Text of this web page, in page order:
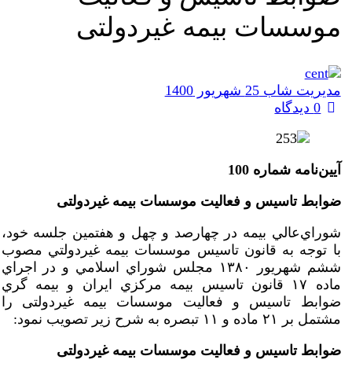
موسسات بیمه غیردولتی
مدیریت شاب 25 شهریور 1400
0 دیدگاه
آيين‌نامه شماره 100
ضوابط تاسیس و فعالیت موسسات بیمه غیردولتی
شوراي‌عالي بيمه در چهارصد و چهل و هفتمین جلسه خود،
با توجه به قانون تاسيس موسسات بيمه غيردولتي مصوب
ششم شهريور ۱۳۸۰ مجلس شوراي اسلامي و در اجراي
ماده ۱۷ قانون تاسيس بيمه مركزي ايران و بيمه گري
ضوابط تاسیس و فعالیت موسسات بیمه غیردولتی را
مشتمل بر ۲۱ ماده و ۱۱ تبصره به شرح زير تصويب نمود:
ضوابط تاسیس و فعالیت موسسات بیمه غیردولتی